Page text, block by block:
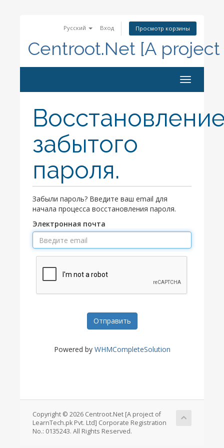
Русский Вход Просмотр корзины
Centroot.Net [A
Toggle
navigation
забытого
пароля.
Забыли пароль? Введите ваш email для
начала процесса восстановления пароля.
Электронная почта
Отправить
Powered by WHMCompleteSolution
Copyright © 2026 Centroot.Net [A project of
LearnTech.pk Pvt. Ltd] Corporate Registration
No.: 0135243. All Rights Reserved.